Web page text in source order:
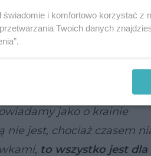
rzeczach mówić, to one
i tak w nich rośnie
jako o krainie
nie jest, chociaż czasem
to wszystko jest dla
i komfortowo korzystać z
Twoich danych